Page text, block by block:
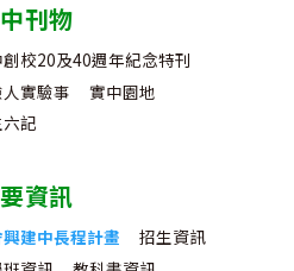
刊物
校20及40週年紀念特刊
實驗事
實中園地
記
資訊
建中長程計畫
招生資訊